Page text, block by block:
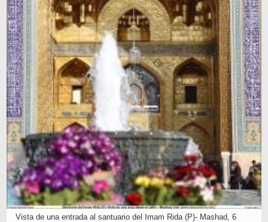
Vista de una entrada al santuario del Imam Rida (P)- Mashad, 6